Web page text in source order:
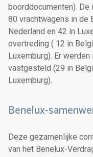
boorddocumenten). De
80 vrachtwagens in de
Nederland en 42 in
overtreding ( 12 in
Luxemburg). Er
vastgesteld (29 in
Luxemburg).
Benelux-
Deze gezamenlijke
van het Benelux-